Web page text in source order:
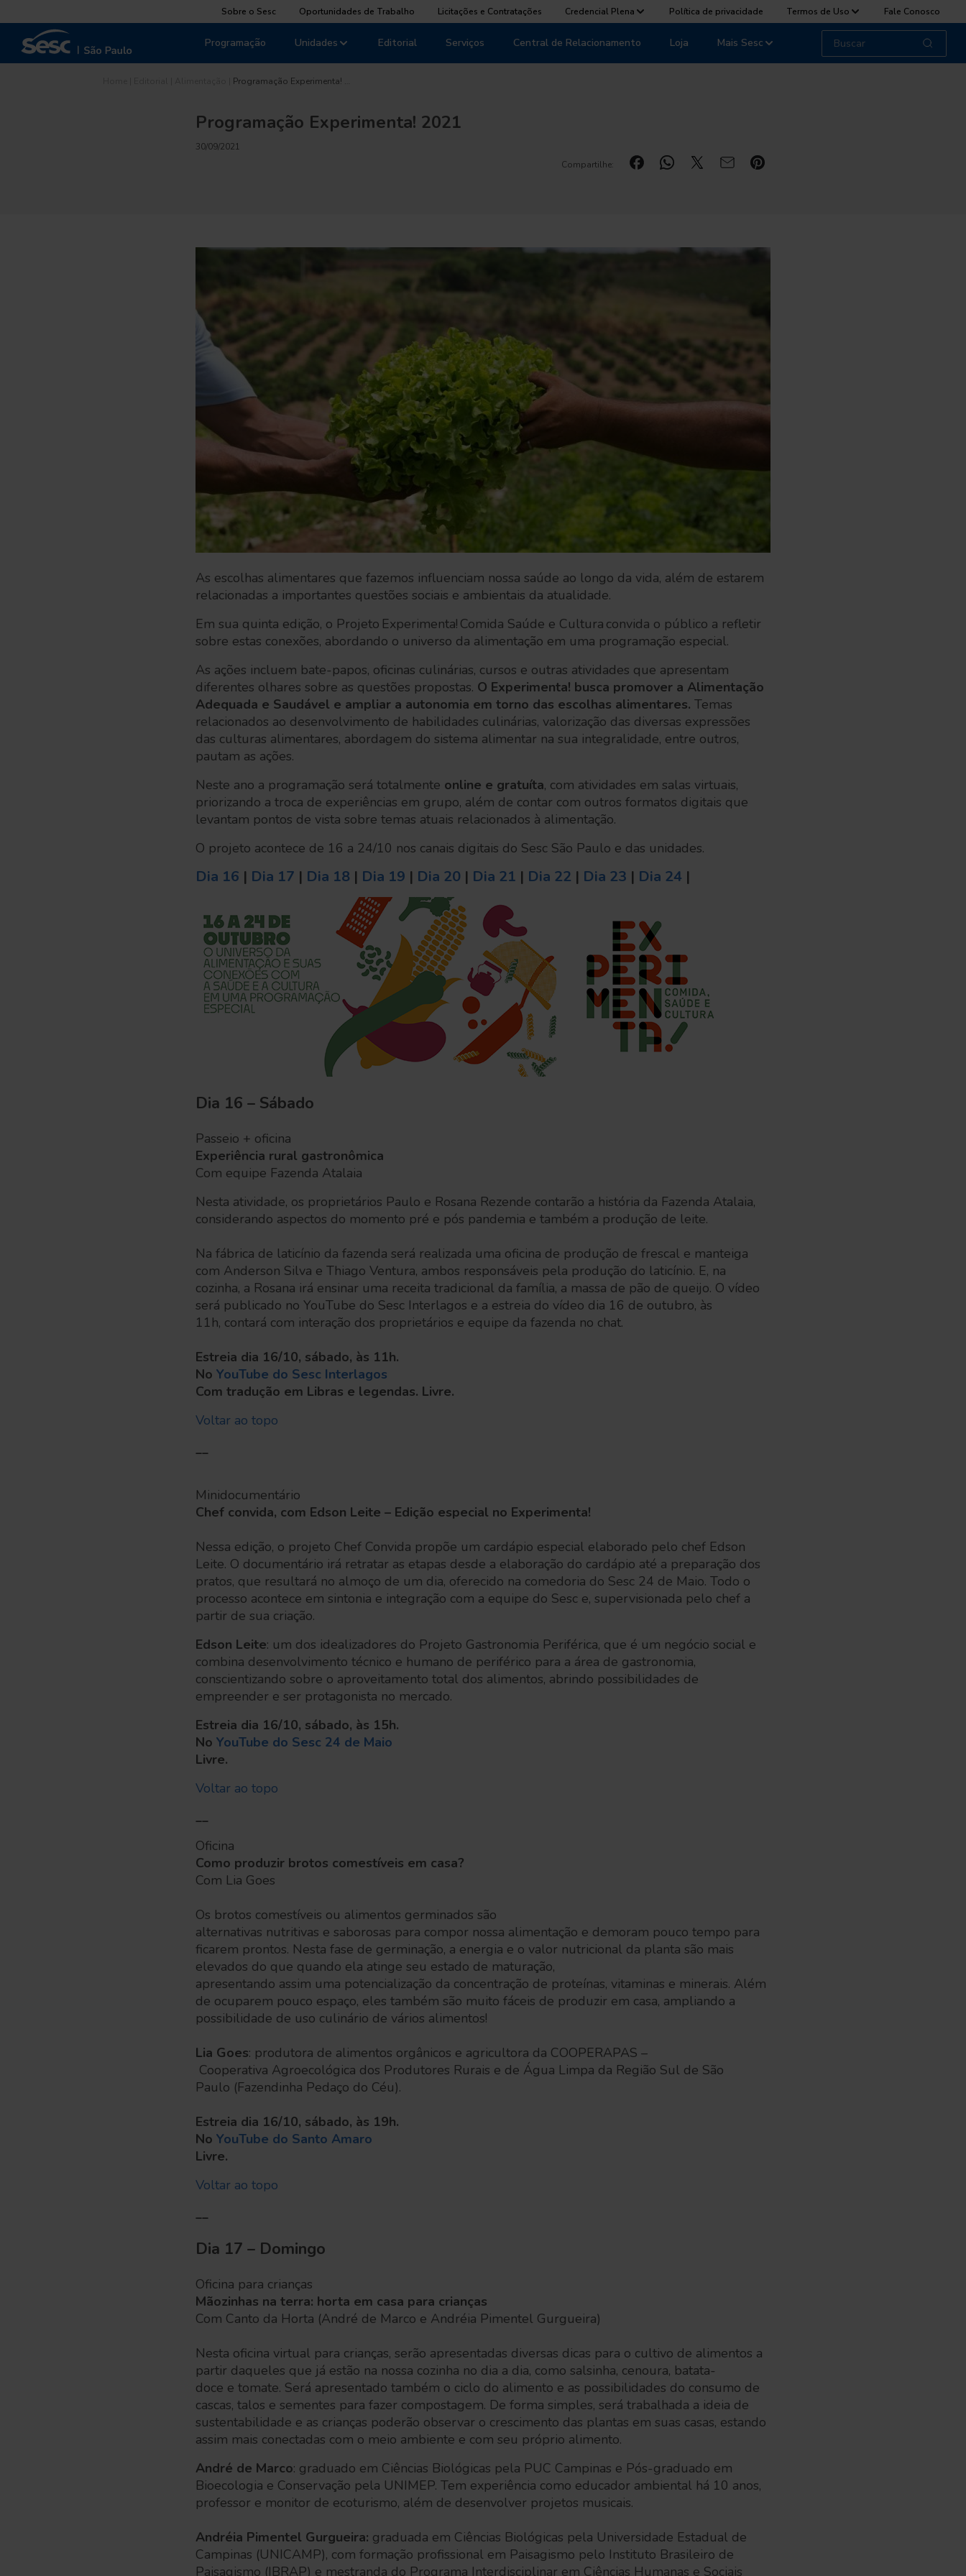
Sobre o Sesc Oportunidades de Trabalho Licitações e Contratações Credencial Plena Política de privacidade Termos de Uso Fale Conosco
Unidades
Programação Editorial Serviços Central de Relacionamento Loja Mais Sesc
Programação Experimenta! …
Programação Experimenta! 2021
30/09/2021
Compartilhe:
As escolhas alimentares que fazemos influenciam nossa saúde ao longo da vida, além de estarem
relacionadas a importantes questões sociais e ambientais da atualidade.
Em sua quinta edição, o Projeto Experimenta! Comida Saúde e Cultura convida o público a refletir
sobre estas conexões, abordando o universo da alimentação em uma programação especial.
As ações incluem bate-papos, oficinas culinárias, cursos e outras atividades que apresentam
diferentes olhares sobre as questões propostas. O Experimenta! busca promover a Alimentação
Adequada e Saudável e ampliar a autonomia em torno das escolhas alimentares. Temas
relacionados ao desenvolvimento de habilidades culinárias, valorização das diversas expressões
das culturas alimentares, abordagem do sistema alimentar na sua integralidade, entre outros,
pautam as ações.
Neste ano a programação será totalmente online e gratuíta, com atividades em salas virtuais,
priorizando a troca de experiências em grupo, além de contar com outros formatos digitais que
levantam pontos de vista sobre temas atuais relacionados à alimentação.
O projeto acontece de 16 a 24/10 nos canais digitais do Sesc São Paulo e das unidades.
Dia 16 | Dia 17 | Dia 18 | Dia 19 | Dia 20 | Dia 21 | Dia 22 | Dia 23 | Dia 24 |
Dia 16 – Sábado
Passeio + oficina
Experiência rural gastronômica
Com equipe Fazenda Atalaia
Nesta atividade, os proprietários Paulo e Rosana Rezende contarão a história da Fazenda Atalaia,
considerando aspectos do momento pré e pós pandemia e também a produção de leite.
Na fábrica de laticínio da fazenda será realizada uma oficina de produção de frescal e manteiga
com Anderson Silva e Thiago Ventura, ambos responsáveis pela produção do laticínio. E, na
cozinha, a Rosana irá ensinar uma receita tradicional da família, a massa de pão de queijo. O vídeo
será publicado no YouTube do Sesc Interlagos e a estreia do vídeo dia 16 de outubro, às
11h, contará com interação dos proprietários e equipe da fazenda no chat.
Estreia dia 16/10, sábado, às 11h.
No YouTube do Sesc Interlagos
Com tradução em Libras e legendas. Livre.
Voltar ao topo
__
Minidocumentário
Chef convida, com Edson Leite – Edição especial no Experimenta!
Nessa edição, o projeto Chef Convida propõe um cardápio especial elaborado pelo chef Edson
Leite. O documentário irá retratar as etapas desde a elaboração do cardápio até a preparação dos
pratos, que resultará no almoço de um dia, oferecido na comedoria do Sesc 24 de Maio. Todo o
processo acontece em sintonia e integração com a equipe do Sesc e, supervisionada pelo chef a
partir de sua criação.
Edson Leite: um dos idealizadores do Projeto Gastronomia Periférica, que é um negócio social e
combina desenvolvimento técnico e humano de periférico para a área de gastronomia,
conscientizando sobre o aproveitamento total dos alimentos, abrindo possibilidades de
empreender e ser protagonista no mercado.
Estreia dia 16/10, sábado, às 15h.
No YouTube do Sesc 24 de Maio
Livre.
Voltar ao topo
__
Oficina
Como produzir brotos comestíveis em casa?
Com Lia Goes
Os brotos comestíveis ou alimentos germinados são
alternativas nutritivas e saborosas para compor nossa alimentação e demoram pouco tempo para
ficarem prontos. Nesta fase de germinação, a energia e o valor nutricional da planta são mais
elevados do que quando ela atinge seu estado de maturação,
apresentando assim uma potencialização da concentração de proteínas, vitaminas e minerais. Além
de ocuparem pouco espaço, eles também são muito fáceis de produzir em casa, ampliando a
possibilidade de uso culinário de vários alimentos!
Lia Goes: produtora de alimentos orgânicos e agricultora da COOPERAPAS –
Cooperativa Agroecológica dos Produtores Rurais e de Água Limpa da Região Sul de São
Paulo (Fazendinha Pedaço do Céu).
Estreia dia 16/10, sábado, às 19h.
No YouTube do Santo Amaro
Livre.
Voltar ao topo
__
Dia 17 – Domingo
Oficina para crianças
Mãozinhas na terra: horta em casa para crianças
Com Canto da Horta (André de Marco e Andréia Pimentel Gurgueira)
Nesta oficina virtual para crianças, serão apresentadas diversas dicas para o cultivo de alimentos a
partir daqueles que já estão na nossa cozinha no dia a dia, como salsinha, cenoura, batata-
doce e tomate. Será apresentado também o ciclo do alimento e as possibilidades do consumo de
cascas, talos e sementes para fazer compostagem. De forma simples, será trabalhada a ideia de
sustentabilidade e as crianças poderão observar o crescimento das plantas em suas casas, estando
assim mais conectadas com o meio ambiente e com seu próprio alimento.
André de Marco: graduado em Ciências Biológicas pela PUC Campinas e Pós-graduado em
Bioecologia e Conservação pela UNIMEP. Tem experiência como educador ambiental há 10 anos,
professor e monitor de ecoturismo, além de desenvolver projetos musicais.
Andréia Pimentel Gurgueira: graduada em Ciências Biológicas pela Universidade Estadual de
Campinas (UNICAMP), com formação profissional em Paisagismo pelo Instituto Brasileiro de
Paisagismo (IBRAP) e mestranda do Programa Interdisciplinar em Ciências Humanas e Sociais